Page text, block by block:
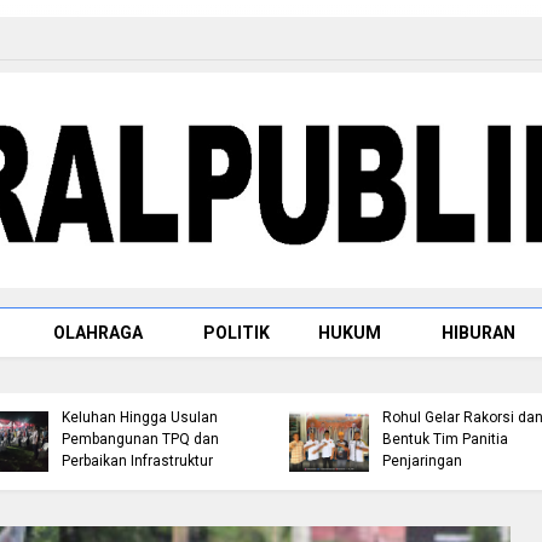
OLAHRAGA POLITIK HUKUM HIBURAN
Keluhan Hingga Usulan
Pembangunan TPQ dan
Perbaikan Infrastruktur
Rohul Gelar Rakorsi dan
Bentuk Tim Panitia
Penjaringan